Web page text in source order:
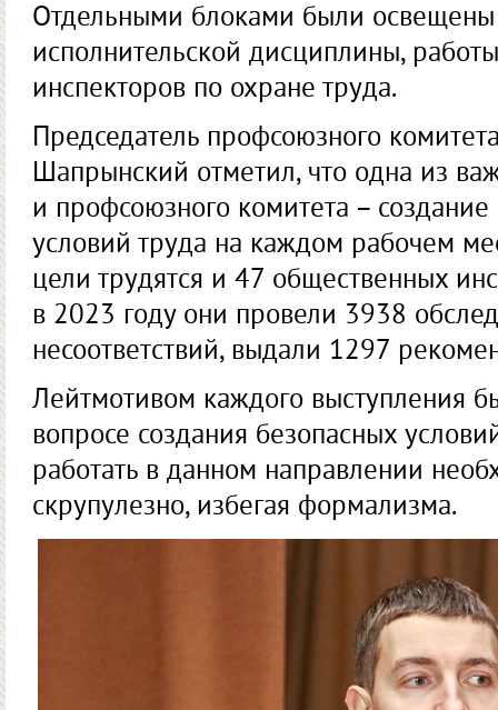
Отдельными блоками были
исполнительской дисциплины,
инспекторов по охра­не труда.
Председатель профсоюзного
Шапрынский отметил, что одна из
и профсоюз­ного комитета –
условий труда на каждом рабочем
цели трудятся и 47 общественных
в 2023 году они провели 3938
несоответствий, выдали 1297
Лейтмотивом каждого выступления
вопросе создания безо­пасных
работать в данном направлении
скрупулезно, избегая формализма.